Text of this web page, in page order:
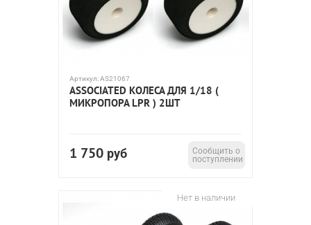
Артикул:AS21067
ASSOCIATED КОЛЕСА ДЛЯ 1/18 (
МИКРОПОРА LPR ) 2ШТ
1 750 руб
Сообщить о
поступлении
Нет в наличии